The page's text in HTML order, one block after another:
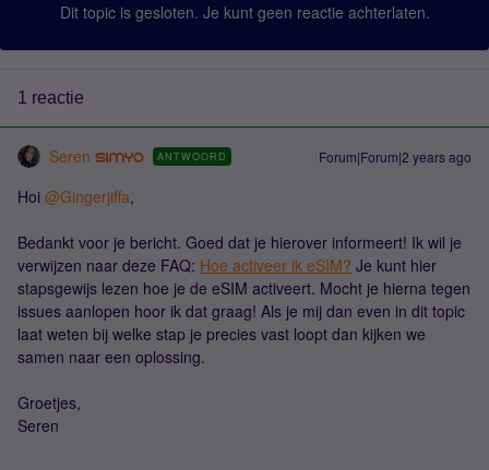
Dit topic is gesloten. Je kunt geen reactie achterlaten.
1 reactie
Seren ANTWOORD Forum|Forum|2 years ago
Hoi @Gingerjiffa,
Bedankt voor je bericht. Goed dat je hierover informeert! Ik wil je
verwijzen naar deze FAQ: Hoe activeer ik eSIM? Je kunt hier
stapsgewijs lezen hoe je de eSIM activeert. Mocht je hierna tegen
issues aanlopen hoor ik dat graag! Als je mij dan even in dit topic
laat weten bij welke stap je precies vast loopt dan kijken we
samen naar een oplossing.
Groetjes,
Seren